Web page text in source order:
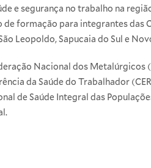
e segurança no trabalho na
formação para integrantes das
Leopoldo, Sapucaia do Sul e
Nacional dos Metalúrgicos
da Saúde do Trabalhador
de Saúde Integral das